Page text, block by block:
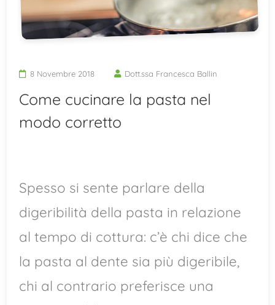
8 Novembre 2018 Dott.ssa Francesca Ballin
Come cucinare la pasta nel
modo corretto
Spesso si sente parlare della
digeribilità della pasta in relazione
al tempo di cottura: c’è chi dice che
la pasta al dente sia più digeribile,
chi al contrario preferisce una